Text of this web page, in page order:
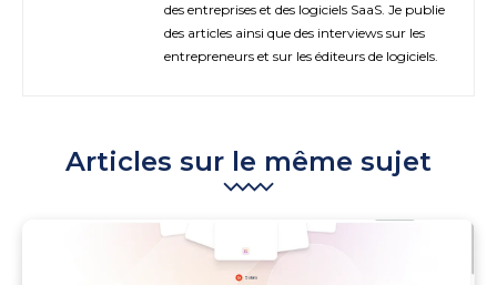
des entreprises et des logiciels SaaS. Je publie
des articles ainsi que des interviews sur les
entrepreneurs et sur les éditeurs de logiciels.
Articles sur le même sujet